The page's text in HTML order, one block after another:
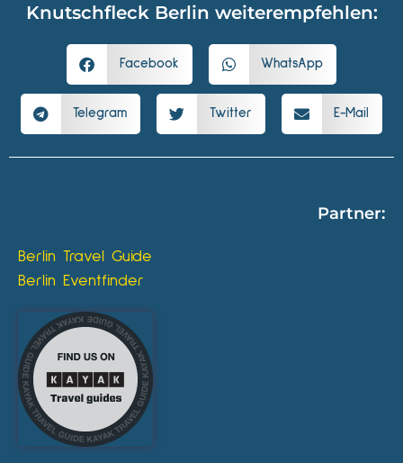
Knutschfleck Berlin weiterempfehlen:
Facebook WhatsApp
Telegram Twitter E-Mail
Partner:
Berlin Travel Guide
Berlin Eventfinder